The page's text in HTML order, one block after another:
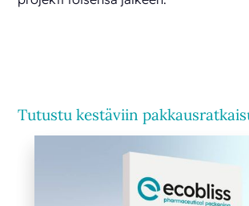
Tutustu kestäviin